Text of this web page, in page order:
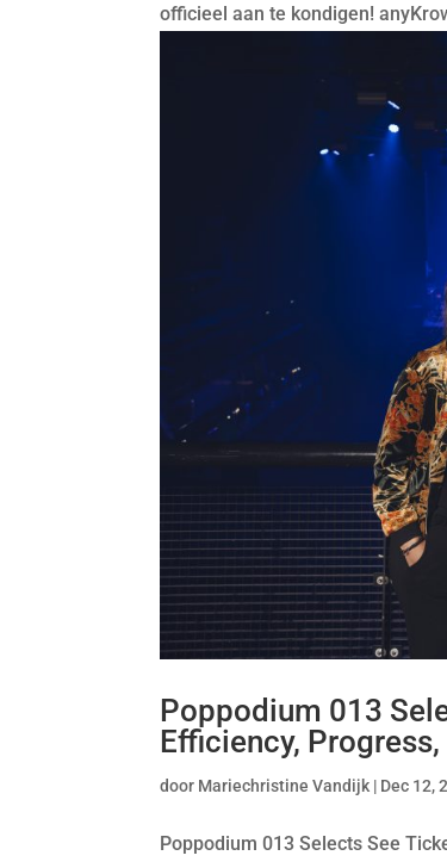
officieel aan te kondigen!
Poppodium 013
Efficiency,
door Mariechristine Vandijk | Dec 12,
Poppodium 013 Selects See